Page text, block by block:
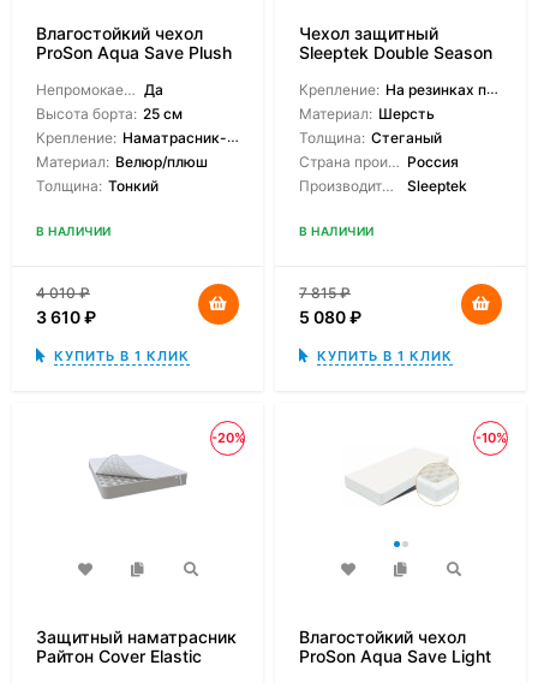
Влагостойкий чехол
ProSon Aqua Save Plush
Непромокаемый: Да
Высота борта: 25 см
Крепление: Наматрасник-чехол
Материал: Велюр/плюш
Толщина: Тонкий
В НАЛИЧИИ
4 010₽
3 610₽
КУПИТЬ В 1 КЛИК
Чехол защитный
Sleeptek Double Season
Крепление: На резинках по углам
Материал: Шерсть
Толщина: Стеганый
Страна производитель: Россия
Производитель:
Sleeptek
В НАЛИЧИИ
7 815₽
5 080₽
КУПИТЬ В 1 КЛИК
-20%
Защитный наматрасник
Райтон Cover Elastic
-10%
Влагостойкий чехол
ProSon Aqua Save Light